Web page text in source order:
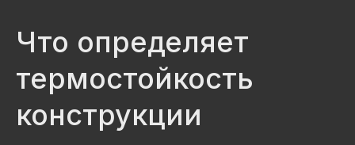
Что определяет
термостойкость
конструкции